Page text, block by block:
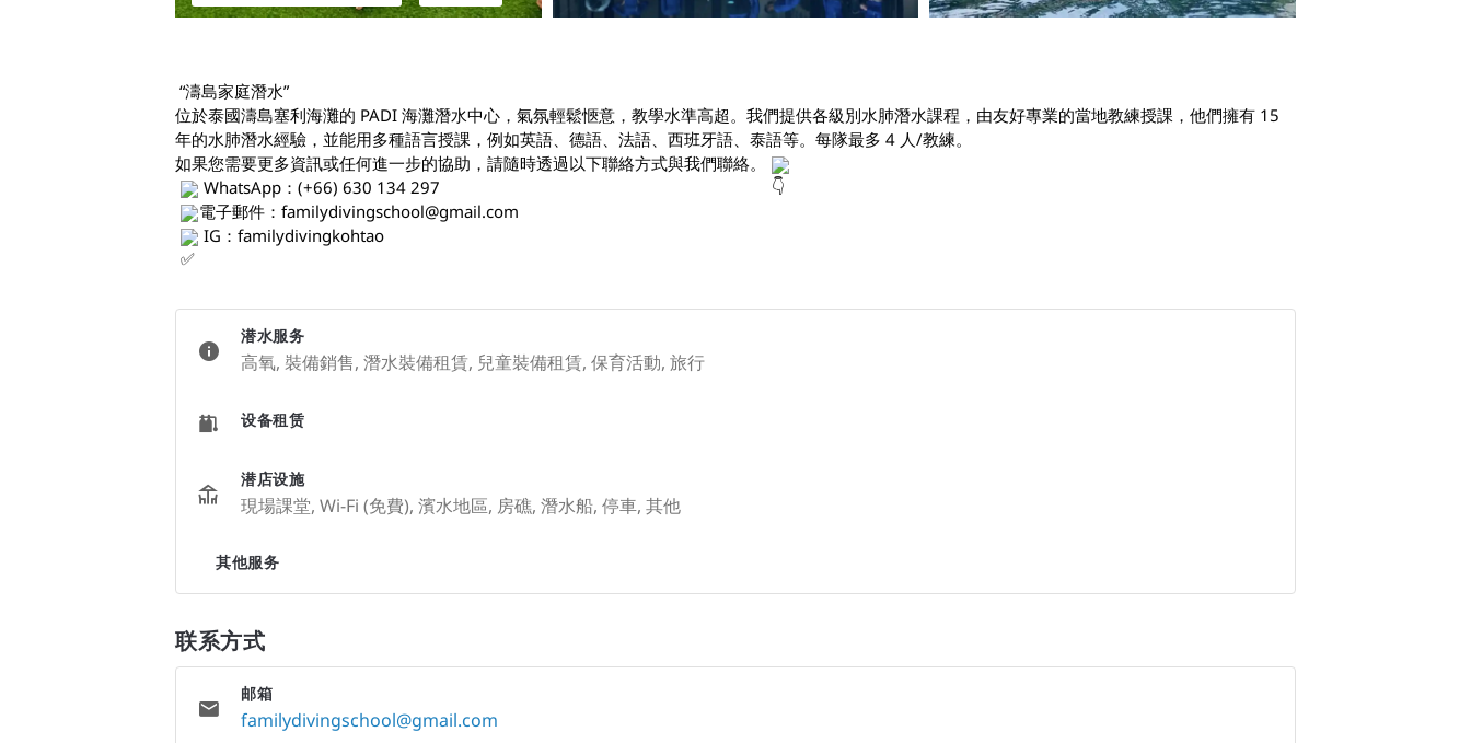
“濤島家庭潛水”
位於泰國濤島塞利海灘的 PADI 海灘潛水中心，氣氛輕鬆愜意，教學水準高超。我們提供各級別水肺潛水課程，由友好專業的當地教練授課，他們擁有 15
年的水肺潛水經驗，並能用多種語言授課，例如英語、德語、法語、西班牙語、泰語等。每隊最多 4 人/教練。
如果您需要更多資訊或任何進一步的協助，請隨時透過以下聯絡方式與我們聯絡。
WhatsApp：(+66) 630 134 297
電子郵件： familydivingschool@gmail.com
IG：familydivingkohtao
潜水服务
高氧, 裝備銷售, 潛水裝備租賃, 兒童裝備租賃, 保育活動, 旅行
设备租赁
潜店设施
現場課堂, Wi-Fi (免費), 濱水地區, 房礁, 潛水船, 停車, 其他
其他服务
联系方式
邮箱
familydivingschool@gmail.com